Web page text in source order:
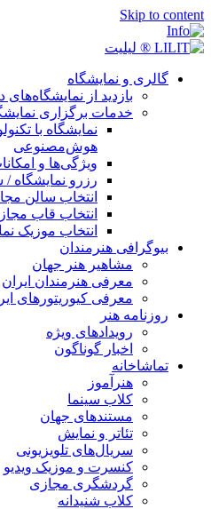
Skip
و نمایشگاه
بازدید از نمایشگاه‌های درحال
خدمات برگزاری نمایشگاه
نمایشگاه با تکنولوژی
هوش‌مصنوعی
ویژگی‌ها و امکانات
رزرو نمایشگاه / شرایط و
انتخاب سالن مجازی
انتخاب قاب مجازی
انتخاب موزیک نمایشگاه
هنرمندان
مشاهیر هنر جهان
معرفی هنرمندان ایران
معرفی کیوریتورهای ایران
هنر
رویدادهای ویژه
اخبار گوناگون
هنرآموز
کلاب سینما
مستندهای جهان
تئاتر و نمایش
سریال‌های تلویزیونی
کنسرت و موزیک ویدیو
گردشگری مجازی
کلاب شنیدانه